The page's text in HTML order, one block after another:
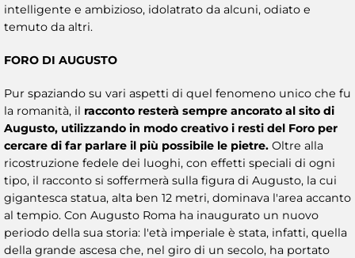
intelligente e ambizioso, idolatrato da alcuni, odiato e
temuto da altri.
FORO DI AUGUSTO
Pur spaziando su vari aspetti di quel fenomeno unico che fu
la romanità, il racconto resterà sempre ancorato al sito di
Augusto, utilizzando in modo creativo i resti del Foro per
cercare di far parlare il più possibile le pietre. Oltre alla
ricostruzione fedele dei luoghi, con effetti speciali di ogni
tipo, il racconto si soffermerà sulla figura di Augusto, la cui
gigantesca statua, alta ben 12 metri, dominava l'area accanto
al tempio. Con Augusto Roma ha inaugurato un nuovo
periodo della sua storia: l'età imperiale è stata, infatti, quella
della grande ascesa che, nel giro di un secolo, ha portato